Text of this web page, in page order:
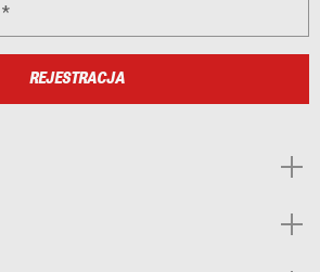
REJESTRACJA